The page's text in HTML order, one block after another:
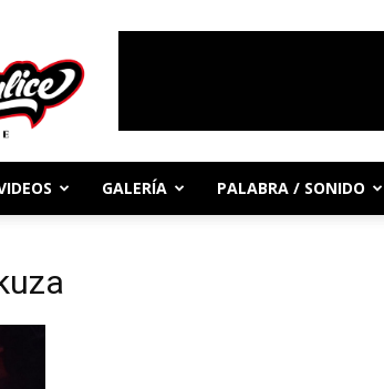
GALERÍA PALABRA / SONIDO